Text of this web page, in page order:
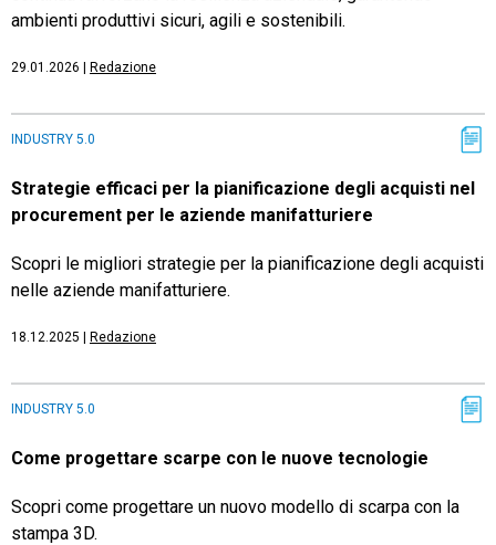
ambienti produttivi sicuri, agili e sostenibili.
29.01.2026 Redazione
INDUSTRY 5.0
Strategie efficaci per la pianificazione degli acquisti nel
procurement per le aziende manifatturiere
Scopri le migliori strategie per la pianificazione degli acquisti
nelle aziende manifatturiere.
18.12.2025 Redazione
INDUSTRY 5.0
Come progettare scarpe con le nuove tecnologie
Scopri come progettare un nuovo modello di scarpa con la
stampa 3D.